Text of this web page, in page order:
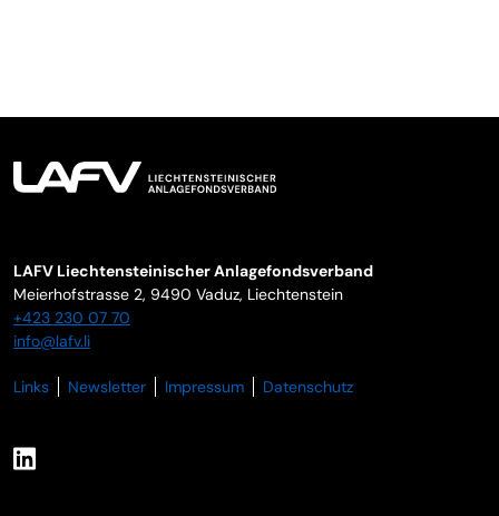
LAFV Liechtensteinischer Anlagefondsverband
Meierhofstrasse 2, 9490 Vaduz, Liechtenstein
+423 230 07 70
info@lafv.li
Links Newsletter Impressum Datenschutz